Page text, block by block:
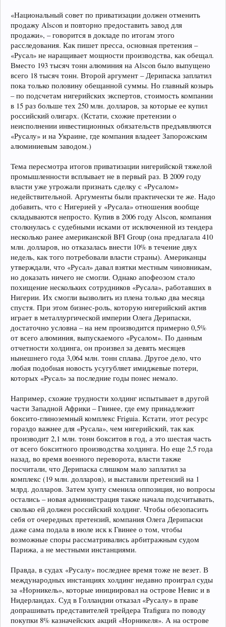
«Национальный совет по приватизации должен отменить
продажу Alscon и повторно предоставить завод для
продажи», – говорится в докладе по итогам этого
расследования. Как пишет пресса, основная претензия –
«Русал» не наращивает мощности производства, как обещал.
Вместо 193 тысяч тонн алюминия на Alscon было выпущено
всего 18 тысяч тонн. Второй аргумент – Дерипаска заплатил
пока только половину обещанной суммы. Но главный козырь
– по подсчетам нигерийских экспертов, стоимость компании
в 15 раз больше тех 250 млн. долларов, за которые ее купил
российский олигарх. (Кстати, схожие претензии о
неисполнении инвестиционных обязательств предъявляются
«Русалу» и на Украине, где компания владеет Запорожским
алюминиевым заводом.)
Тема пересмотра итогов приватизации нигерийской тяжелой
промышленности всплывает не в первый раз. В 2009 году
власти уже угрожали признать сделку с «Русалом»
недействительной. Аргументы были практически те же. Надо
добавить, что с Нигерией у «Русала» отношения вообще
складываются непросто. Купив в 2006 году Alscon, компания
столкнулась с судебными исками от исключенной из тендера
несколько ранее американской BFI Group (она предлагала 410
млн. долларов, но отказалась внести 10% в течение двух
недель, как того потребовали власти страны). Американцы
утверждали, что «Русал» давал взятки местным чиновникам,
но доказать ничего не смогли. Однако апофеозом стало
похищение нескольких сотрудников «Русала», работавших в
Нигерии. Их смогли вызволить из плена только два месяца
спустя. При этом бизнес-роль, которую нигерийский актив
играет в металлургической империи Олега Дерипаски,
достаточно условна – на нем производится примерно 0,5%
от всего алюминия, выпускаемого «Русалом». По данным
отчетности холдинга, он произвел за девять месяцев
нынешнего года 3,064 млн. тонн сплава. Другое дело, что
любая подобная новость усугубляет имиджевые потери,
которых «Русал» за последние годы понес немало.
Например, схожие трудности холдинг испытывает в другой
части Западной Африки – Гвинее, где ему принадлежит
боксито-глиноземный комплекс Friguia. Кстати, этот ресурс
гораздо важнее для «Русала», чем нигерийский, так как
производит 2,1 млн. тонн бокситов в год, а это шестая часть
от всего бокситного производства холдинга. Но еще 2,5 года
назад, во время военного переворота, власти также
посчитали, что Дерипаска слишком мало заплатил за
комплекс (19 млн. долларов), и выставили претензий на 1
млрд. долларов. Затем хунту сменила оппозиция, но вопросы
остались – новая администрация также начала подсчитывать,
сколько ей должен российский холдинг. Чтобы обезопасить
себя от очередных претензий, компания Олега Дерипаски
даже сама подала в июле иск к Гвинее о том, чтобы
возможные споры рассматривались арбитражным судом
Парижа, а не местными инстанциями.
Правда, в судах «Русалу» последнее время тоже не везет. В
международных инстанциях холдинг недавно проиграл суды
за «Норникель», которые инициировал на острове Невис и в
Нидерландах. Суд в Голландии отказал «Русалу» в праве
допрашивать представителей трейдера Trafigura по поводу
покупки 8% казначейских акций «Норникеля». А на острове